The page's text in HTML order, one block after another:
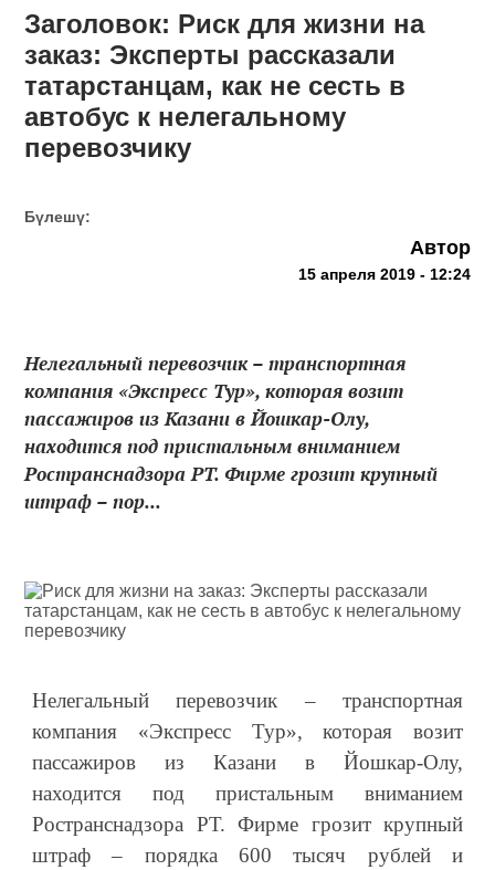
Заголовок: Риск для жизни на
заказ: Эксперты рассказали
татарстанцам, как не сесть в
автобус к нелегальному
перевозчику
Бүлешү:
Автор
15 апреля 2019 - 12:24
Нелегальный перевозчик – транспортная
компания «Экспресс Тур», которая возит
пассажиров из Казани в Йошкар-Олу,
находится под пристальным вниманием
Ространснадзора РТ. Фирме грозит крупный
штраф – пор...
Нелегальный перевозчик – транспортная
компания «Экспресс Тур», которая возит
пассажиров из Казани в Йошкар-Олу,
находится под пристальным вниманием
Ространснадзора РТ. Фирме грозит крупный
штраф – порядка 600 тысяч рублей и